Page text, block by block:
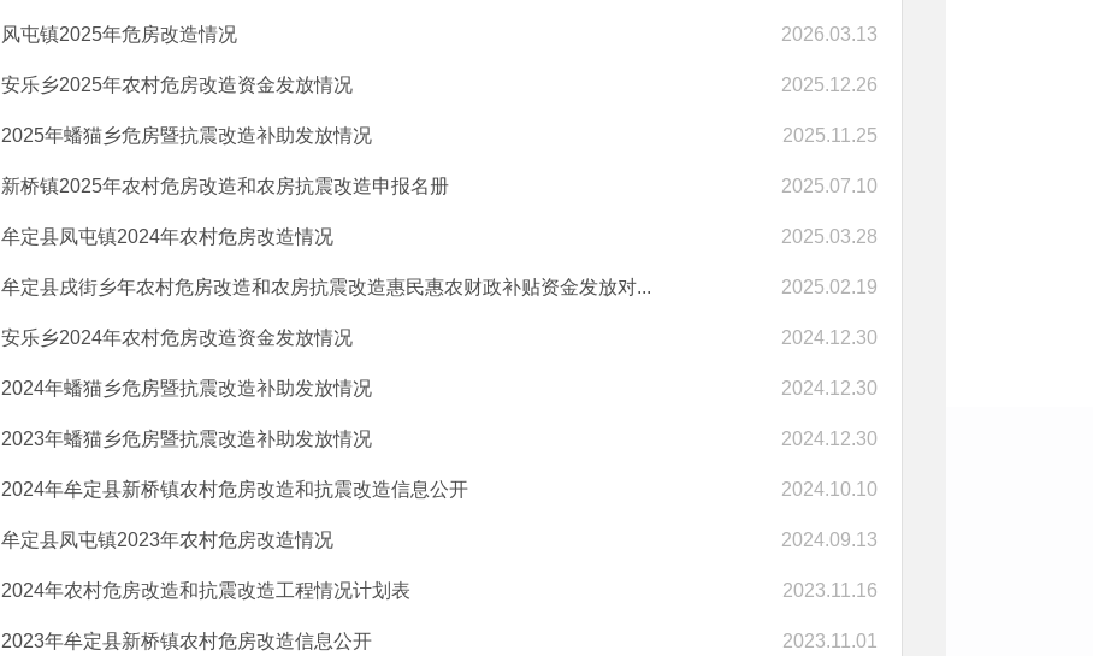
风屯镇2025年危房改造情况 2026.03.13
安乐乡2025年农村危房改造资金发放情况 2025.12.26
2025年蟠猫乡危房暨抗震改造补助发放情况 2025.11.25
新桥镇2025年农村危房改造和农房抗震改造申报名册 2025.07.10
牟定县凤屯镇2024年农村危房改造情况 2025.03.28
牟定县戌街乡年农村危房改造和农房抗震改造惠民惠农财政补贴资金发放对... 2025.02.19
安乐乡2024年农村危房改造资金发放情况 2024.12.30
2024年蟠猫乡危房暨抗震改造补助发放情况 2024.12.30
2023年蟠猫乡危房暨抗震改造补助发放情况 2024.12.30
2024年牟定县新桥镇农村危房改造和抗震改造信息公开 2024.10.10
牟定县凤屯镇2023年农村危房改造情况 2024.09.13
2024年农村危房改造和抗震改造工程情况计划表 2023.11.16
2023年牟定县新桥镇农村危房改造信息公开 2023.11.01